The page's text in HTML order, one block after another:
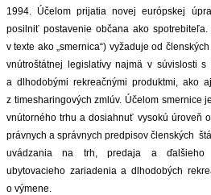
1994. Účelom prijatia novej európskej
posilniť postavenie občana ako
v texte ako „smernica“) vyžaduje od
vnútroštátnej legislatívy najmä v súvislosti s
a dlhodobými rekreačnými produktmi, ako
z timesharingových zmlúv. Účelom smernice
vnútorného trhu a dosiahnuť vysokú úroveň
právnych a správnych predpisov členských
uvádzania na trh, predaja a ďalšieho
ubytovacieho zariadenia a dlhodobých
o výmene.